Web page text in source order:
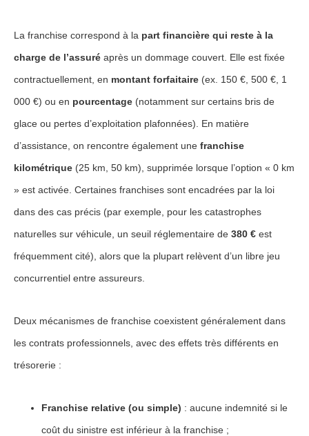
La franchise correspond à la part financière qui reste à la
charge de l’assuré après un dommage couvert. Elle est fixée
contractuellement, en montant forfaitaire (ex. 150 €, 500 €, 1
000 €) ou en pourcentage (notamment sur certains bris de
glace ou pertes d’exploitation plafonnées). En matière
d’assistance, on rencontre également une franchise
kilométrique (25 km, 50 km), supprimée lorsque l’option « 0 km
» est activée. Certaines franchises sont encadrées par la loi
dans des cas précis (par exemple, pour les catastrophes
naturelles sur véhicule, un seuil réglementaire de 380 € est
fréquemment cité), alors que la plupart relèvent d’un libre jeu
concurrentiel entre assureurs.
Deux mécanismes de franchise coexistent généralement dans
les contrats professionnels, avec des effets très différents en
trésorerie :
Franchise relative (ou simple) : aucune indemnité si le
coût du sinistre est inférieur à la franchise ;